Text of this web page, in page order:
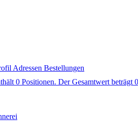
Adressen Bestellungen
0 Positionen. Der Gesamtwert beträgt